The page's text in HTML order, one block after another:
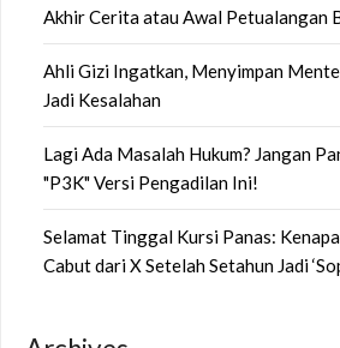
Akhir Cerita atau Awal Petualangan
Ahli Gizi Ingatkan, Menyimpan
Jadi Kesalahan
Lagi Ada Masalah Hukum? Jangan
"P3K" Versi Pengadilan Ini!
Selamat Tinggal Kursi Panas:
Cabut dari X Setelah Setahun Jadi